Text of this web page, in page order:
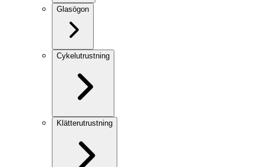
Glasögon
Cykelutrustning
Klätterutrustning